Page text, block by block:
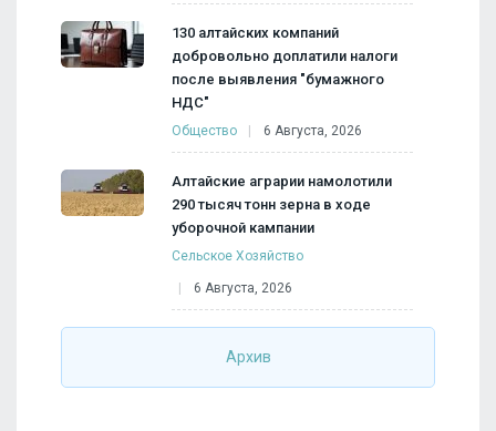
130 алтайских компаний
добровольно доплатили налоги
после выявления "бумажного
НДС"
Общество 6 Августа, 2026
Алтайские аграрии намолотили
290 тысяч тонн зерна в ходе
уборочной кампании
Сельское Хозяйство
6 Августа, 2026
Архив